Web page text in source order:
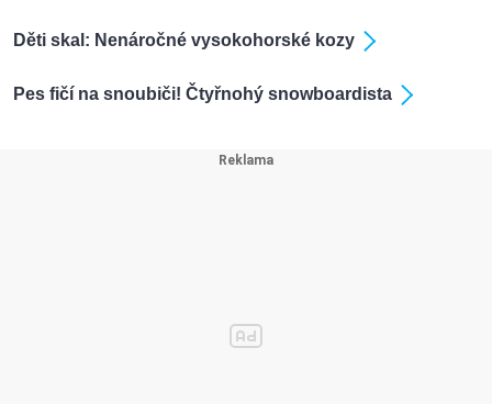
Děti skal: Nenáročné vysokohorské kozy
Pes fičí na snoubiči! Čtyřnohý snowboardista